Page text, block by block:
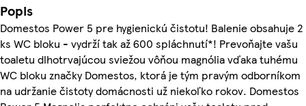
Popis
Domestos Power 5 pre hygienickú čistotu! Balenie obsahuje 2
ks WC bloku - vydrží tak až 600 spláchnutí*! Prevoňajte vašu
toaletu dlhotrvajúcou sviežou vôňou magnólia vďaka tuhému
WC bloku značky Domestos, ktorá je tým pravým odborníkom
na udržanie čistoty domácnosti už niekoľko rokov. Domestos